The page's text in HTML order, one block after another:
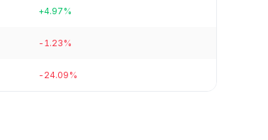
+4.97%
-1.23%
-24.09%